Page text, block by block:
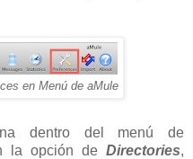
en Menú de aMule
dentro del menú de
la opción de Directories,